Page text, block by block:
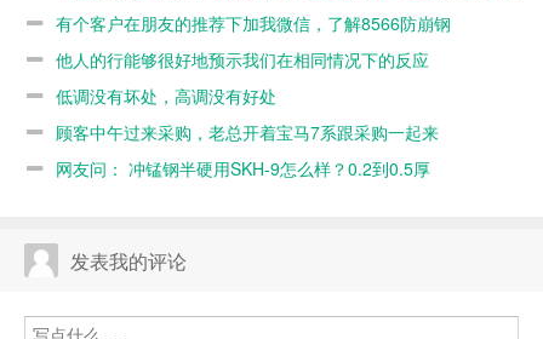
不如8566
有个客户在朋友的推荐下加我微信，了解8566防崩钢
他人的行能够很好地预示我们在相同情况下的反应
低调没有坏处，高调没有好处
顾客中午过来采购，老总开着宝马7系跟采购一起来
网友问： 冲锰钢半硬用SKH-9怎么样？0.2到0.5厚
发表我的评论